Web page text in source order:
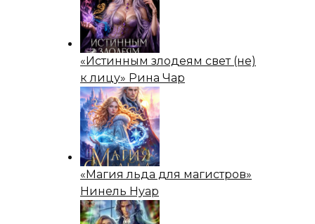
«Истинным злодеям свет (не)
к лицу» Рина Чар
«Магия льда для магистров»
Нинель Нуар